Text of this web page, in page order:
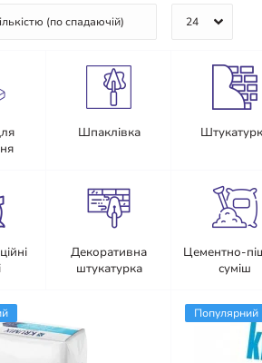
Шпаклівка
Декоративна
штукатурка
Цементно-
суміш
Популярний